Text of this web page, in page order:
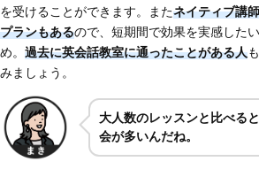
を受けることができます。またネイティブ講
プランもあるので、短期間で効果を実感した
め。 過去に英会話教室に通ったことがある人
みましょう。
大人数のレッスンと比べる
会が多いんだね。